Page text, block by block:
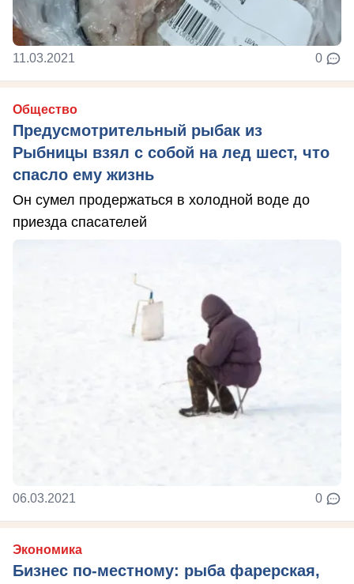
11.03.2021 0
Общество
Предусмотрительный рыбак из
Рыбницы взял с собой на лед шест, что
спасло ему жизнь
Он сумел продержаться в холодной воде до
приезда спасателей
06.03.2021 0
Экономика
Бизнес по-местному: рыба фарерская,